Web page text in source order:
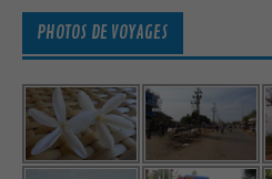
PHOTOS DE VOYAGES